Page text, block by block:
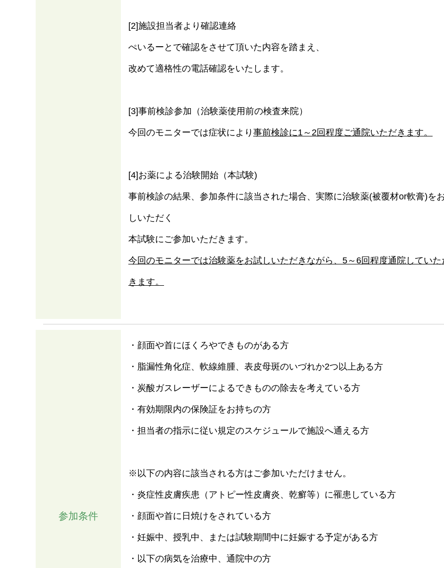
[2]施設担当者より確認連絡
ぺいるーとで確認をさせて頂いた内容を踏まえ、
改めて適格性の電話確認をいたします。
[3]事前検診参加（治験薬使用前の検査来院）
今回のモニターでは症状により 事前検診に1～2回程度ご通院いただきます。
[4]お薬による治験開始（本試験)
事前検診の結果、参加条件に該当された場合、実際に治験薬(被覆材or軟膏)を
しいただく
本試験にご参加いただきます。
今回のモニターでは治験薬をお試しいただきながら、5～6回程度通院していた
きます。
参加条件
・顔面や首にほくろやできものがある方
・脂漏性角化症、軟線維腫、表皮母斑のいづれか2つ以上ある方
・炭酸ガスレーザーによるできものの除去を考えている方
・有効期限内の保険証をお持ちの方
・担当者の指示に従い規定のスケジュールで施設へ通える方
※以下の内容に該当される方はご参加いただけません。
・炎症性皮膚疾患（アトピー性皮膚炎、乾癬等）に罹患している方
・顔面や首に日焼けをされている方
・妊娠中、授乳中、または試験期間中に妊娠する予定がある方
・以下の病気を治療中、通院中の方